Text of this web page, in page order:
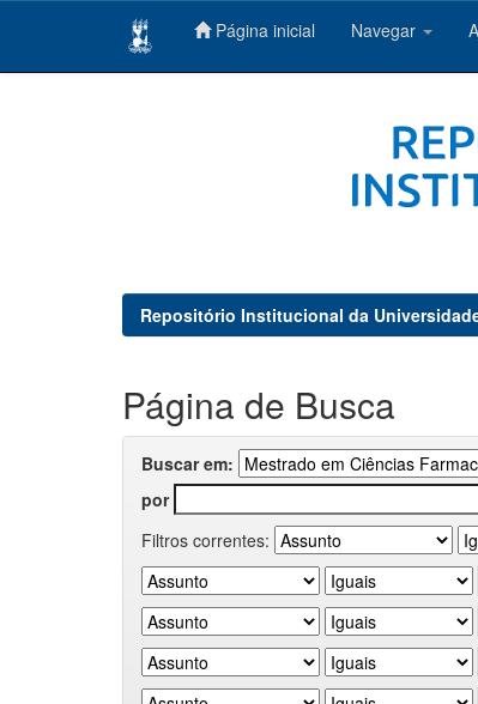
Página inicial Navegar
Repositório Institucional da
Página de Busca
Buscar em:
por
Filtros correntes: